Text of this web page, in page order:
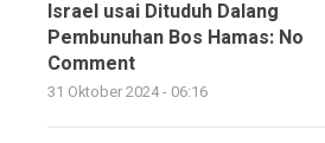
Israel usai Dituduh Dalang
Pembunuhan Bos Hamas: No
Comment
31 Oktober 2024 - 06:16